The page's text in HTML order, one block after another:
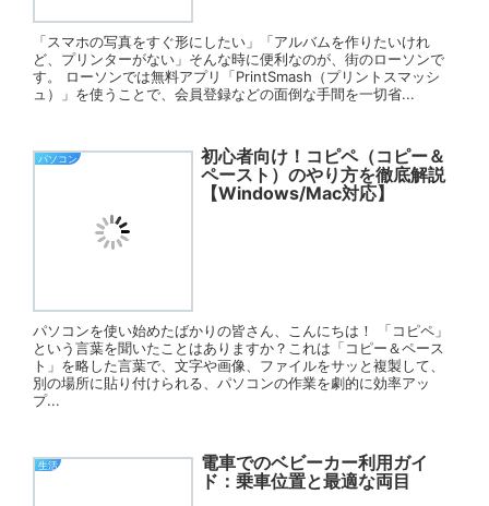
「スマホの写真をすぐ形にしたい」「アルバムを作りたいけれ
ど、プリンターがない」そんな時に便利なのが、街のローソンで
す。 ローソンでは無料アプリ「PrintSmash（プリントスマッシ
ュ）」を使うことで、会員登録などの面倒な手間を一切省...
パソコン
初心者向け！コピペ（コピー＆
ペースト）のやり方を徹底解説
【Windows/Mac対応】
パソコンを使い始めたばかりの皆さん、こんにちは！ 「コピペ」
という言葉を聞いたことはありますか？これは「コピー＆ペース
ト」を略した言葉で、文字や画像、ファイルをサッと複製して、
別の場所に貼り付けられる、パソコンの作業を劇的に効率アッ
プ...
生活
電車でのベビーカー利用ガイ
ド：乗車位置と最適な両目